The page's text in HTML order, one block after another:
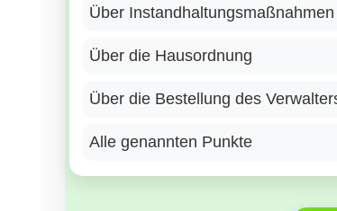
Über Instandhaltungsmaßnahmen
Über die Hausordnung
Über die Bestellung des
Alle genannten Punkte